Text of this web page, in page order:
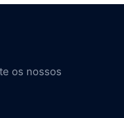
os nossos